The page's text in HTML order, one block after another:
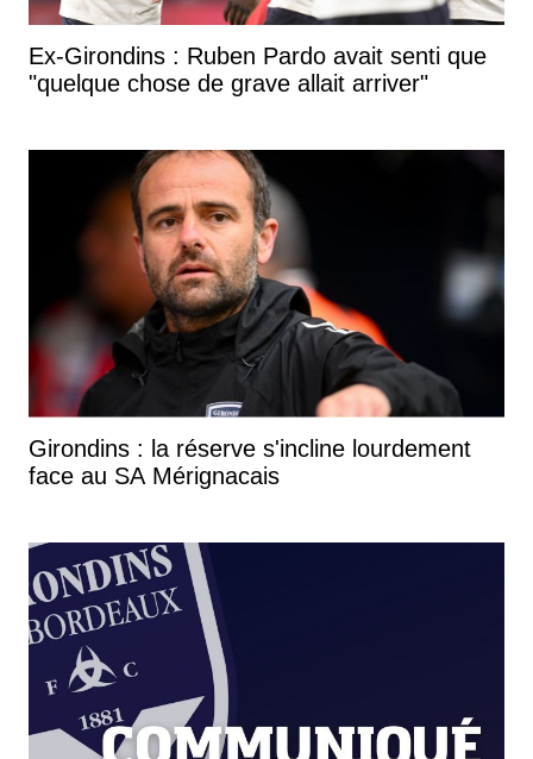
Ex-Girondins : Ruben Pardo avait senti que
"quelque chose de grave allait arriver"
Girondins : la réserve s'incline lourdement
face au SA Mérignacais